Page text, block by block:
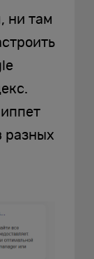
ни там
разных